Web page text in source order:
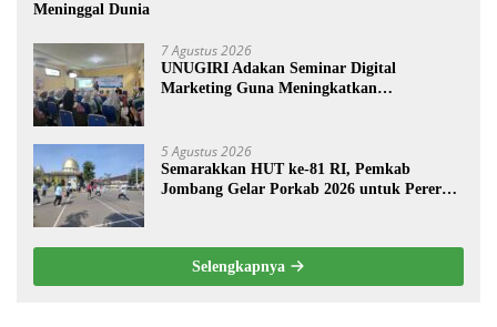
Meninggal Dunia
7 Agustus 2026
UNUGIRI Adakan Seminar Digital
Marketing Guna Meningkatkan
5 Agustus 2026
Semarakkan HUT ke-81 RI, Pemkab
Jombang Gelar Porkab 2026 untuk Pererat
Selengkapnya